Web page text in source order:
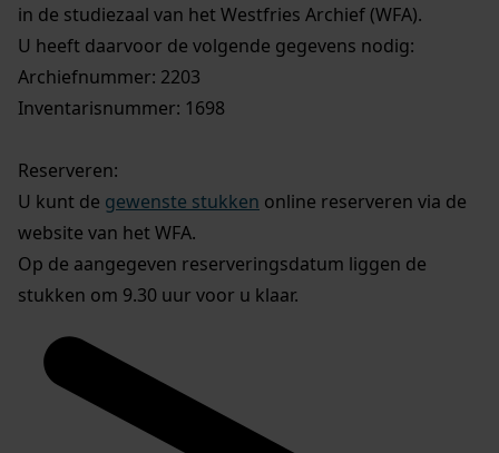
in de studiezaal van het Westfries Archief (WFA).
U heeft daarvoor de volgende gegevens nodig:
Archiefnummer: 2203
Inventarisnummer: 1698
Reserveren:
U kunt de gewenste stukken online reserveren via de
website van het WFA.
Op de aangegeven reserveringsdatum liggen de
stukken om 9.30 uur voor u klaar.